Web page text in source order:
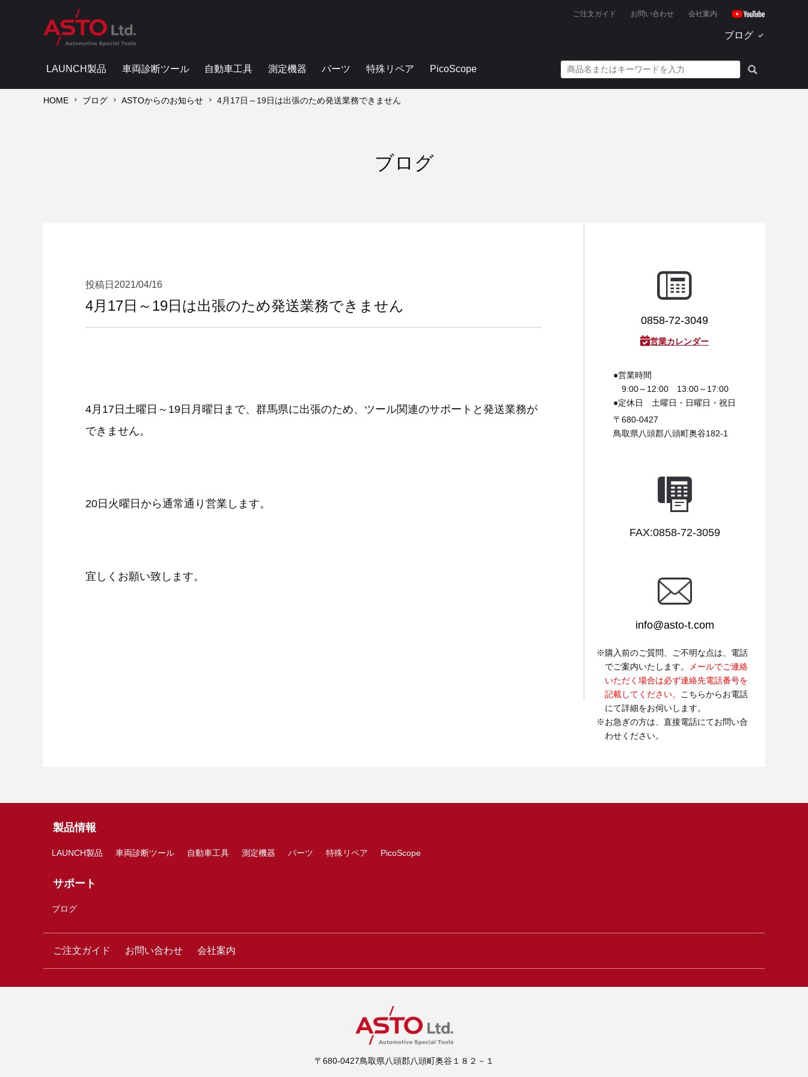
ご注文ガイド お問い合わせ 会社案内
ブログ
LAUNCH製品 車両診断ツール 自動車工具 測定機器 パーツ 特殊リペア PicoScope
HOME ブログ ASTOからのお知らせ 4月17日～19日は出張のため発送業務できません
ブログ
投稿日 2021/04/16
4月17日～19日は出張のため発送業務できません
4月17日土曜日～19日月曜日まで、群馬県に出張のため、ツール関連のサポートと発送業務が
できません。
20日火曜日から通常通り営業します。
宜しくお願い致します。
0858-72-3049
営業カレンダー
●営業時間
9:00～12:00 13:00～17:00
●定休日
土曜日・日曜日・祝日
〒680-0427
鳥取県八頭郡八頭町奥谷182-1
FAX:0858-72-3059
info@asto-t.com
購入前のご質問、ご不明な点は、電話
でご案内いたします。
メールでご連絡
いただく場合は必ず連絡先電話番号を
記載してください。
こちらからお電話
にて詳細をお伺いします。
お急ぎの方は、直接電話にてお問い合
わせください。
製品情報
LAUNCH製品 車両診断ツール 自動車工具 測定機器 パーツ 特殊リペア PicoScope
サポート
ブログ
ご注文ガイド お問い合わせ 会社案内
〒680-0427鳥取県八頭郡八頭町奥谷１８２－１